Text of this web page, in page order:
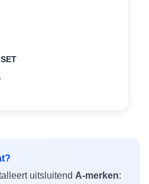
uitsluitend A-merken: